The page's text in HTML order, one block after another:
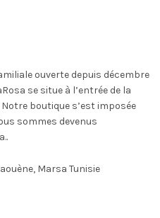
ouverte depuis décembre
se situe à l’entrée de la
Notre boutique s’est imposée
sommes devenus
Marsa Tunisie